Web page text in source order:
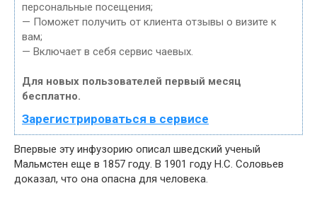
персональные посещения;
— Поможет получить от клиента отзывы о визите к
вам;
— Включает в себя сервис чаевых.
Для новых пользователей первый месяц
бесплатно.
Зарегистрироваться в сервисе
Впервые эту инфузорию описал шведский ученый
Мальмстен еще в 1857 году. В 1901 году Н.С. Соловьев
доказал, что она опасна для человека.